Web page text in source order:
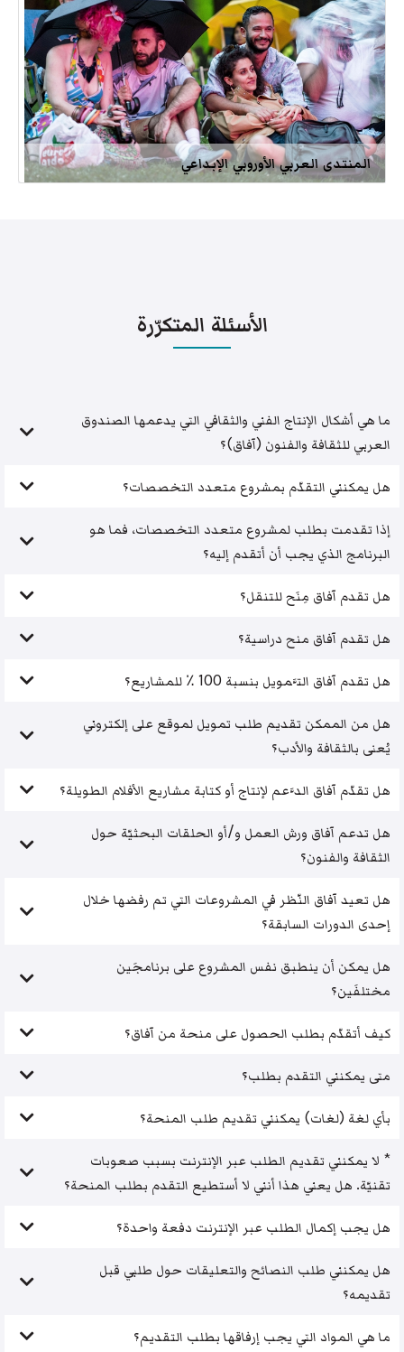
المنتدى العربي الأوروبي الإبداعي
الأسئلة المتكرّرة
ما هي أشكال الإنتاج الفني والثقافي التي يدعمها الصندوق
العربي للثقافة والفنون (آفاق)؟
هل يمكنني التقدّم بمشروع متعدد التخصصات؟
إذا تقدمت بطلب لمشروع متعدد التخصصات، فما هو
البرنامج الذي يجب أن أتقدم إليه؟
هل تقدم آفاق مِنَح للتنقل؟
هل تقدم آفاق منح دراسية؟
هل تقدم آفاق التَّمويل بنسبة 100 ٪ للمشاريع؟
هل من الممكن تقديم طلب تمويل لموقع على إلكتروني
يُعنى بالثقافة والأدب؟
هل تقدّم آفاق الدَّعم لإنتاج أو كتابة مشاريع الأفلام الطويلة؟
هل تدعم آفاق ورش العمل و/أو الحلقات البحثيّة حول
الثقافة والفنون؟
هل تعيد آفاق النّظر في المشروعات التي تم رفضها خلال
إحدى الدورات السابقة؟
هل يمكن أن ينطبق نفس المشروع على برنامجَين
مختلفَين؟
كيف أتقدّم بطلب الحصول على منحة من آفاق؟
متى يمكنني التقدم بطلب؟
بأي لغة (لغات) يمكنني تقديم طلب المنحة؟
* لا يمكنني تقديم الطلب عبر الإنترنت بسبب صعوبات
تقنيّة. هل يعني هذا أنني لا أستطيع التقدم بطلب المنحة؟
هل يجب إكمال الطلب عبر الإنترنت دفعة واحدة؟
هل يمكنني طلب النصائح والتعليقات حول طلبي قبل
تقديمه؟
ما هي المواد التي يجب إرفاقها بطلب التقديم؟